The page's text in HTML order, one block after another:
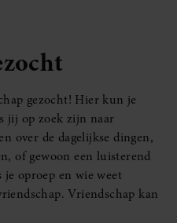
gezocht! Hier kun je
jij op zoek zijn naar
over de dagelijkse dingen,
of gewoon een luisterend
oproep en wie weet
Vriendschap kan